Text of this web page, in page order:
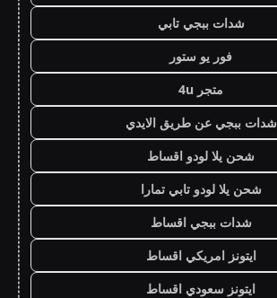
شدات ببجي تابي
فور يو ستور
متجر 4u
شدات ببجي عن طريق الايدي
شحن يلا لودو اقساط
شحن يلا لودو تابي تمارا
شدات ببجي اقساط
ايتونز امريكي اقساط
ايتونز سعودي اقساط